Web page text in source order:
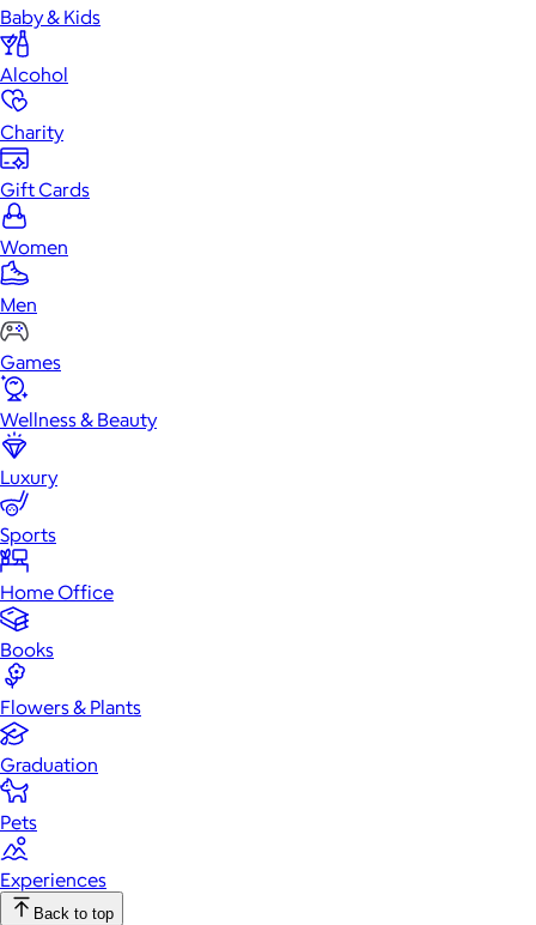
Baby & Kids
Alcohol
Charity
Gift Cards
Women
Men
Games
Wellness & Beauty
Luxury
Sports
Home Office
Books
Flowers & Plants
Graduation
Pets
Experiences
Back to top